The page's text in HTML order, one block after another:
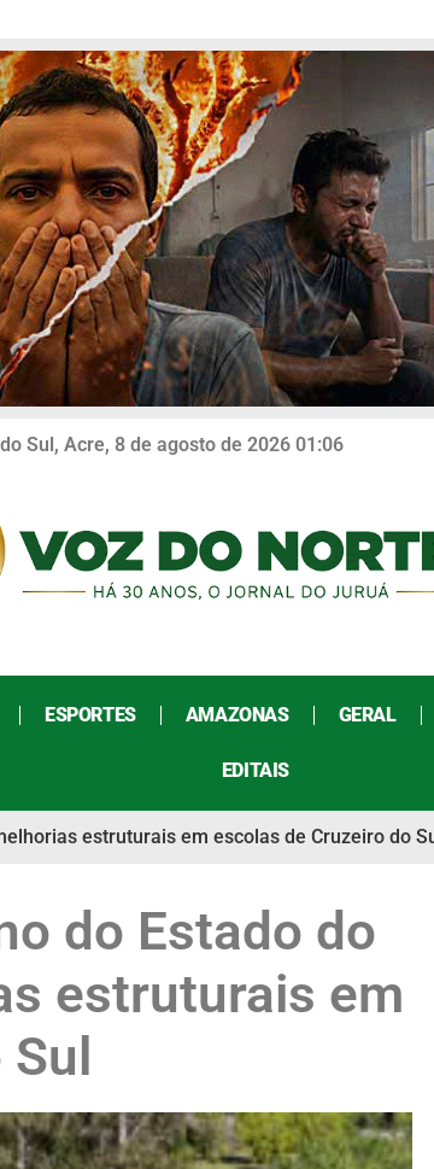
Sul, Acre, 8 de agosto de 2026 01:06
ESPORTES AMAZONAS GERAL
EDITAIS
estruturais em escolas de Cruzeiro do
do Estado do
estruturais em